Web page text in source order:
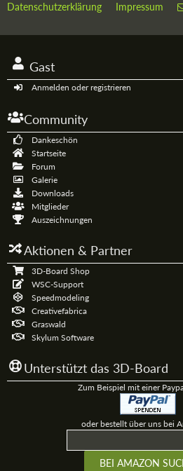
Datenschutzerklärung Impressum
Gast
Anmelden oder registrieren
Community
Dankeschön
Startseite
Forum
Galerie
Downloads
Mitglieder
Auszeichnungen
Aktionen & Partner
3D-Board Shop
WSC-Support
Speedmodeling
Creativefabrica
Graswald
Skylum Software
Unterstützt das 3D-Board
Zum Beispiel mit einer
oder bestellt über uns bei